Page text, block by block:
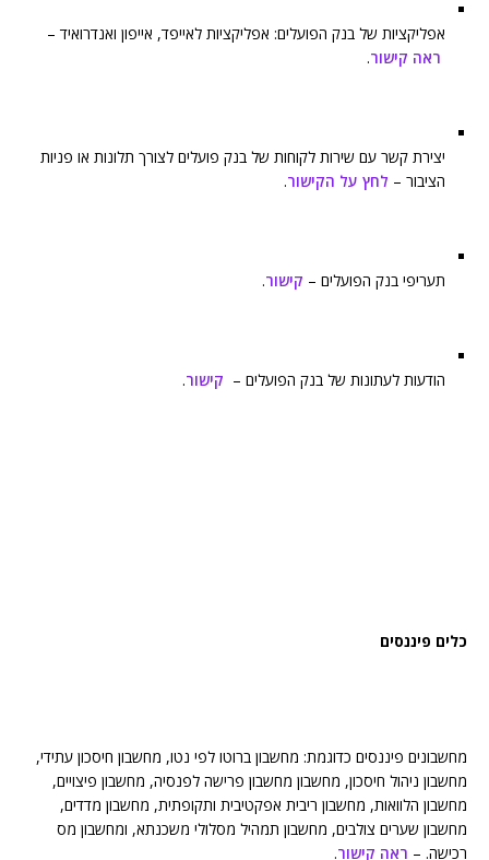
אפליקציות של בנק הפועלים: אפליקציות לאייפד, אייפון ואנדרואיד –
ראה קישור.
יצירת קשר עם שירות לקוחות של בנק פועלים לצורך תלונות או פניות
הציבור – לחץ על הקישור.
תעריפי בנק הפועלים – קישור.
הודעות לעתונות של בנק הפועלים – קישור.
כלים פיננסים
מחשבונים פיננסים כדוגמת: מחשבון ברוטו לפי נטו, מחשבון חיסכון עתידי,
מחשבון ניהול חיסכון, מחשבון מחשבון פרישה לפנסיה, מחשבון פיצויים,
מחשבון הלוואות, מחשבון ריבית אפקטיבית ותקופתית, מחשבון מדדים,
מחשבון שערים צולבים, מחשבון תמהיל מסלולי משכנתא, ומחשבון מס
רכישה. – ראה קישור.